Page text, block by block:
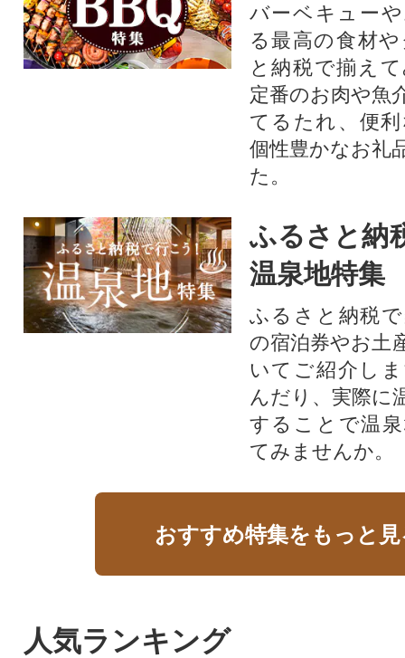
バーベキュー
る最高の食材
と納税で揃え
定番のお肉や魚
てるたれ、便
個性豊かなお礼
た。
ふるさと納
温泉地特集
ふるさと納税
の宿泊券やお土
いてご紹介し
んだり、実際に
することで温
てみませんか。
おすすめ特集をもっと
人気ランキング